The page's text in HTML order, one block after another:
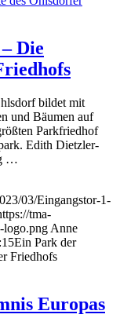
Die
bildet mit
und Bäumen auf
Parkfriedhof
Edith Dietzler-
…
03/Eingangstor-1-
tma-
logo.png Anne
Ein Park der
Friedhofs
Europas